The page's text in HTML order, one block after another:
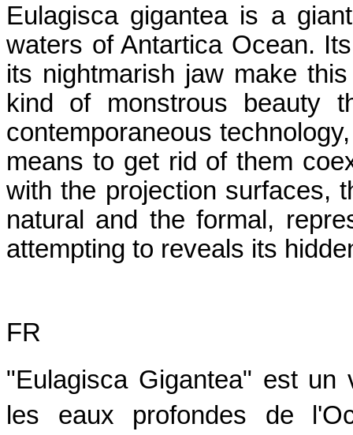
Eulagisca gigantea is a
waters of Antartica Ocean.
its nightmarish jaw make
kind of monstrous beauty
contemporaneous
means to get rid of them
with the projection surfaces,
natural and the formal,
attempting to reveals its
FR
"Eulagisca Gigantea" est
les eaux profondes de